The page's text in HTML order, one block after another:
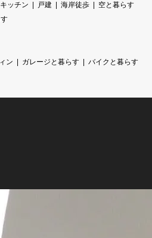
キッチン 戸建 海岸徒歩
空と暮らす
ン ガレージと暮らす
バイクと暮らす